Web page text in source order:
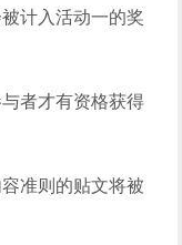
计入活动一的奖
者才有资格获得
准则的贴文将被